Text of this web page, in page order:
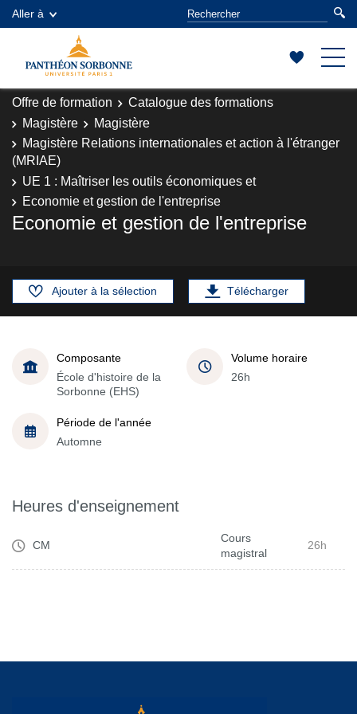
Aller à
Offre de formation
Catalogue des formations
Magistère
Magistère
Magistère Relations internationales et action à l'étranger
(MRIAE)
UE 1 : Maîtriser les outils économiques et
Economie et gestion de l'entreprise
Economie et gestion de l'entreprise
Ajouter à la sélection Télécharger
Composante
École d'histoire de la
Sorbonne (EHS)
Volume horaire
26h
Période de l'année
Automne
Heures d'enseignement
CM
Cours
magistral
26h